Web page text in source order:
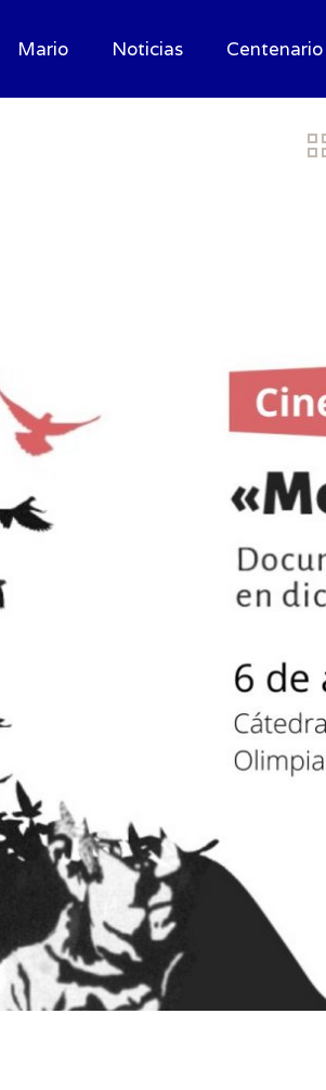
Mario Noticias Centenario